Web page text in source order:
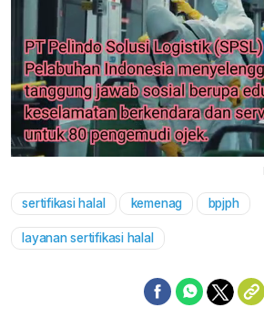
sertifikasi halal kemenag bpjph
layanan sertifikasi halal